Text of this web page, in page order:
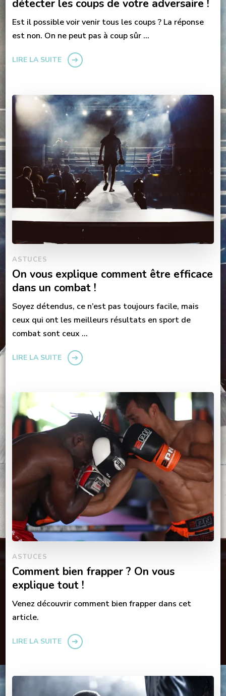
détecter les coups de votre adversaire !
Est il possible voir venir tous les coups ? La réponse
est non. On ne peut pas à coup sûr …
LIRE LA SUITE
ASTUCES
On vous explique comment être efficace
dans un combat !
Soyez détendus, ce n’est pas toujours facile, mais
ceux qui ont les meilleurs résultats en sport de
combat sont ceux …
LIRE LA SUITE
ASTUCES
Comment bien frapper ? On vous
explique tout !
Venez découvrir comment bien frapper dans cet
article.
LIRE LA SUITE